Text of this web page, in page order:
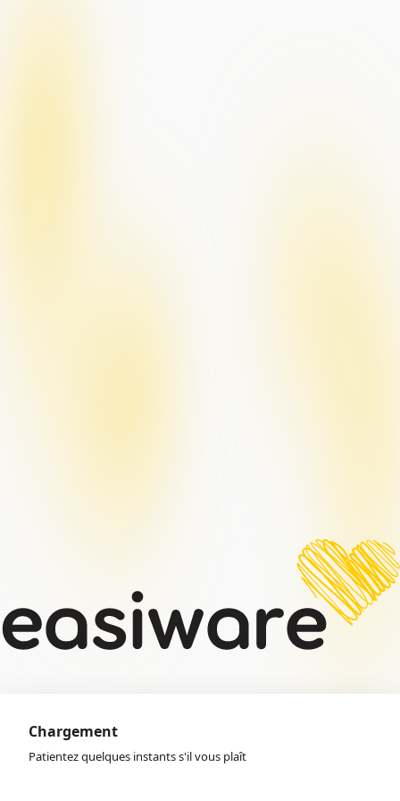
Chargement
Patientez quelques instants s'il vous plaît